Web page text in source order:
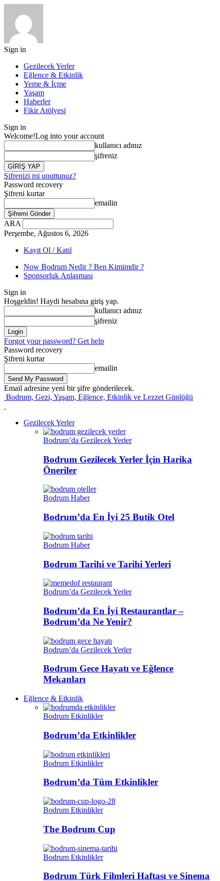
Sign in
Gezilecek Yerler
Eğlence & Etkinlik
Yeme & İçme
Yaşam
Haberler
Fikir Atölyesi
Sign in
Welcome!Log into your account
kullanıcı adınız
şifreniz
Şifrenizi mi unuttunuz?
Password recovery
Şifreni kurtar
emailin
ARA
Perşembe, Ağustos 6, 2026
Kayıt Ol / Katıl
Now Bodrum Nedir ? Ben Kimimdir ?
Sponsorluk Anlaşması
Sign in
Hoşgeldin! Haydi hesabına giriş yap.
kullanıcı adınız
şifreniz
Forgot your password? Get help
Password recovery
Şifreni kurtar
emailin
Email adresine yeni bir şifre gönderilecek.
Bodrum, Gezi, Yaşam, Eğlence, Etkinlik ve Lezzet Günlüğü
Gezilecek Yerler
Bodrum’da Gezilecek Yerler
Bodrum Gezilecek Yerler İçin Harika
Öneriler
Bodrum Haber
Bodrum’da En İyi 25 Butik Otel
Bodrum Haber
Bodrum Tarihi ve Tarihi Yerleri
Bodrum’da Gezilecek Yerler
Bodrum’da En İyi Restaurantlar –
Bodrum’da Ne Yenir?
Bodrum’da Gezilecek Yerler
Bodrum Gece Hayatı ve Eğlence
Mekanları
Eğlence & Etkinlik
Bodrum Etkinlikler
Bodrum’da Etkinlikler
Bodrum Etkinlikler
Bodrum’da Tüm Etkinlikler
Bodrum Etkinlikler
The Bodrum Cup
Bodrum Etkinlikler
Bodrum Türk Filmleri Haftası ve Sinema